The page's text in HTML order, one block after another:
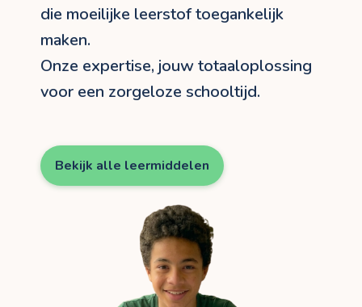
die moeilijke leerstof toegankelijk
maken.
Onze expertise, jouw totaaloplossing
voor een zorgeloze schooltijd.
Bekijk alle leermiddelen